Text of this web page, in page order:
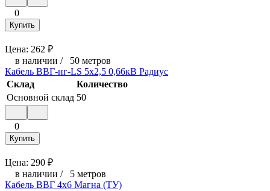
0
Купить
Цена: 262 ₽
в наличии / 50 метров
Кабель ВВГ-нг-LS 5х2,5 0,66кВ Радиус
Склад
Количество
Основной склад 50
0
Купить
Цена: 290 ₽
в наличии / 5 метров
Кабель ВВГ 4х6 Магна (ТУ)